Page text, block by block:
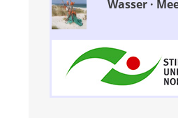
Wasser ·